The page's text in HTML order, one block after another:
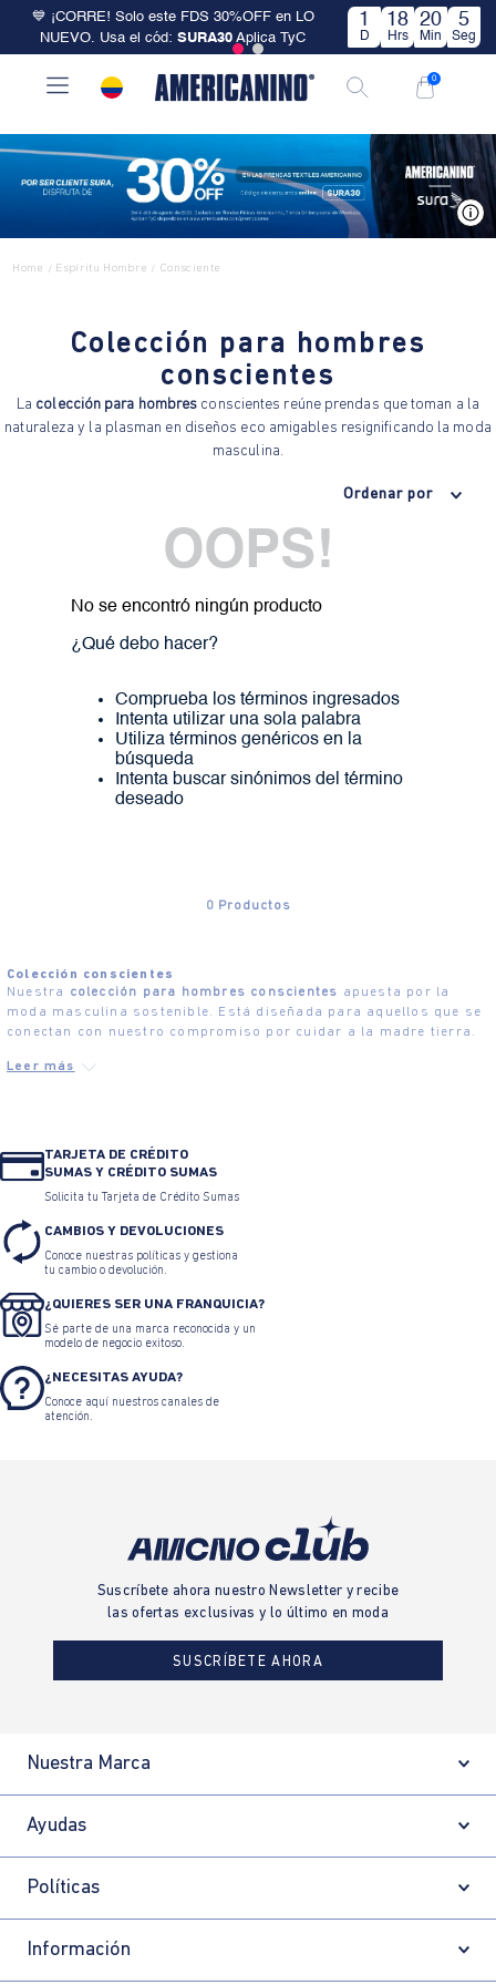
💙 ¡CORRE! Solo este FDS 30%OFF en LO
NUEVO. Usa el cód: SURA30 Aplica TyC
1
D
18
Hrs
20
Min
5
Seg
0
Home / Espíritu Hombre / Consciente
Colección para hombres
conscientes
La colección para hombres conscientes reúne prendas que toman a la
naturaleza y la plasman en diseños eco amigables resignificando la moda
masculina.
Ordenar por
OOPS!
No se encontró ningún producto
¿Qué debo hacer?
Comprueba los términos ingresados
Intenta utilizar una sola palabra
Utiliza términos genéricos en la
búsqueda
Intenta buscar sinónimos del término
deseado
0 Productos
Colección conscientes
Nuestra
colección para hombres conscientes apuesta por la
moda masculina sostenible. Está diseñada para aquellos que se
conectan con nuestro compromiso por cuidar a la madre tierra.
TARJETA DE CRÉDITO
SUMAS Y CRÉDITO SUMAS
Solicita tu Tarjeta de Crédito Sumas
CAMBIOS Y DEVOLUCIONES
Conoce nuestras políticas y gestiona
tu cambio o devolución.
¿QUIERES SER UNA FRANQUICIA?
Sé parte de una marca reconocida y un
modelo de negocio exitoso.
¿NECESITAS AYUDA?
Conoce aquí nuestros canales de
atención.
Suscríbete ahora nuestro Newsletter y recibe
las ofertas exclusivas y lo último en moda
SUSCRÍBETE AHORA
Nuestra Marca
Ayudas
Políticas
Información